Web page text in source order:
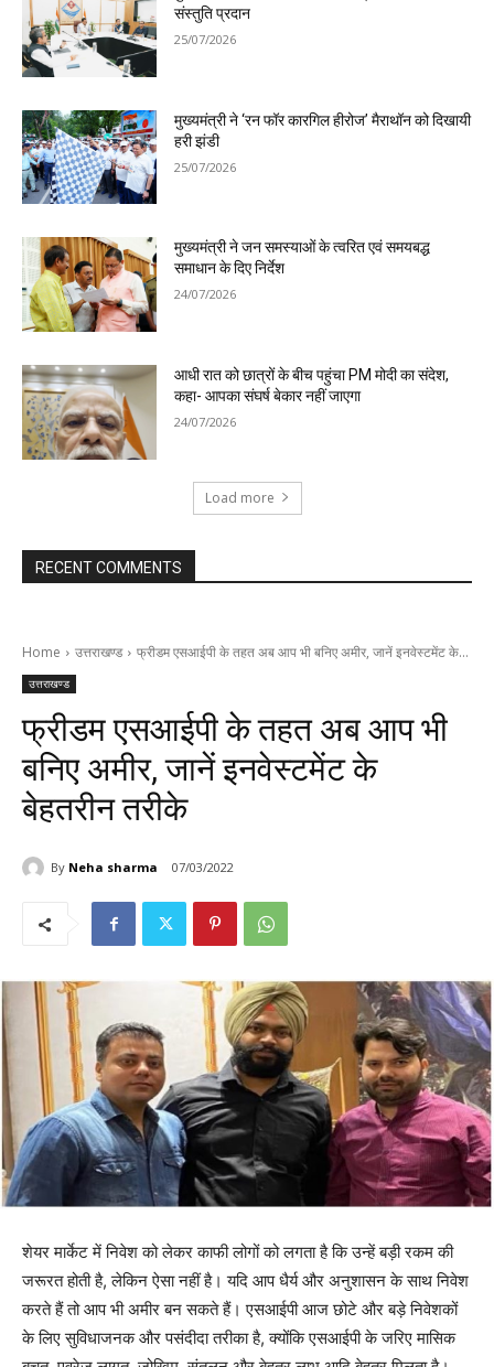
संस्तुति प्रदान
25/07/2026
मुख्यमंत्री ने ‘रन फॉर कारगिल हीरोज’ मैराथॉन को दिखायी
हरी झंडी
25/07/2026
मुख्यमंत्री ने जन समस्याओं के त्वरित एवं समयबद्ध
समाधान के दिए निर्देश
24/07/2026
आधी रात को छात्रों के बीच पहुंचा PM मोदी का संदेश,
कहा- आपका संघर्ष बेकार नहीं जाएगा
24/07/2026
Load more
RECENT COMMENTS